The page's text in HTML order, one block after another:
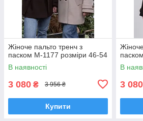
Жіноче пальто тренч з
паском М-1177 розміри 46-54
В наявності
3 080 ₴ 3 956 ₴
Купити
В
3 080